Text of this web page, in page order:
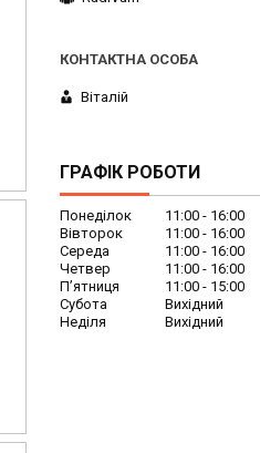
Віталій
ГРАФІК РОБОТИ
Понеділок 11:00
16:00
Вівторок
11:00
16:00
Середа
11:00
16:00
Четвер
11:00
16:00
Пʼятниця
11:00
15:00
Субота
Вихідний
Неділя
Вихідний